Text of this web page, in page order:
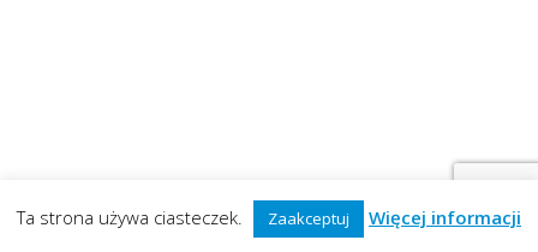
Ta strona używa ciasteczek. Zaakceptuj Więcej informacji